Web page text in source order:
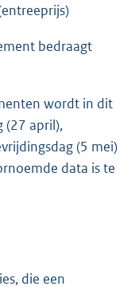
bedraagt
wordt in dit
(27 april),
(5 mei)
data is te
die een